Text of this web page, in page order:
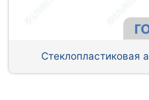
Стеклопластиковая